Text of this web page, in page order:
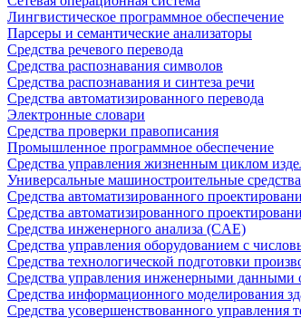
Лингвистическое программное обеспечение
Парсеры и семантические анализаторы
Средства речевого перевода
Средства распознавания символов
Средства распознавания и синтеза речи
Средства автоматизированного перевода
Электронные словари
Средства проверки правописания
Промышленное программное обеспечение
Средства управления жизненным циклом
Универсальные машиностроительные
Средства автоматизированного
Средства автоматизированного
Средства инженерного анализа (CAE)
Средства управления оборудованием с
Средства технологической подготовки
Средства управления инженерными данными
Средства информационного моделирования
Средства усовершенствованного